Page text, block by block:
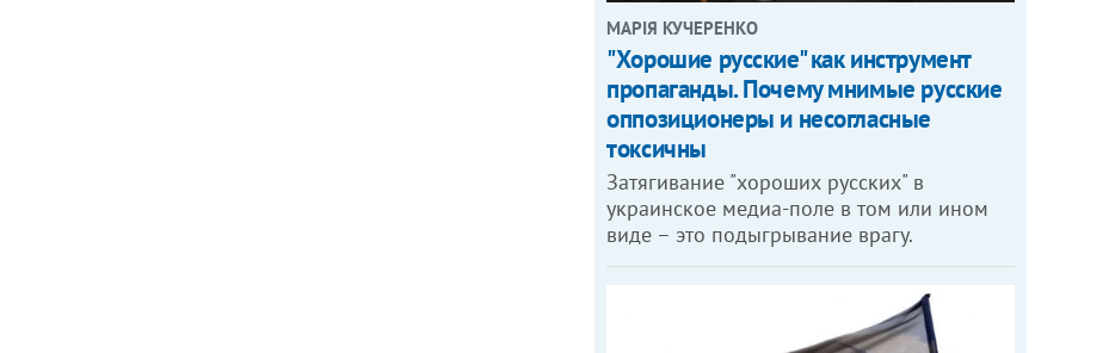
МАРІЯ КУЧЕРЕНКО
"Хорошие русские" как инструмент
пропаганды. Почему мнимые русские
оппозиционеры и несогласные
токсичны
Затягивание "хороших русских" в
украинское медиа-поле в том или ином
виде – это подыгрывание врагу.